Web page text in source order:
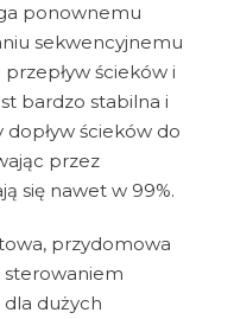
ponownemu
sekwencyjnemu
ścieków i
bardzo stabilna i
ścieków do
przez
się nawet w 99%.
przydomowa
sterowaniem
dużych